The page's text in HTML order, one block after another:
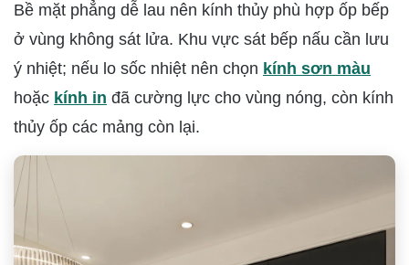
Bề mặt phẳng dễ lau nên kính thủy phù hợp ốp bếp
ở vùng không sát lửa. Khu vực sát bếp nấu cần lưu
ý nhiệt; nếu lo sốc nhiệt nên chọn kính sơn màu
hoặc kính in đã cường lực cho vùng nóng, còn kính
thủy ốp các mảng còn lại.